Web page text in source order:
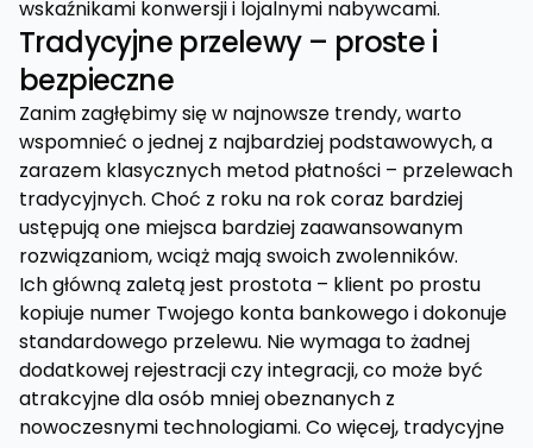
wskaźnikami konwersji i lojalnymi nabywcami.
Tradycyjne przelewy – proste i
bezpieczne
Zanim zagłębimy się w najnowsze trendy, warto
wspomnieć o jednej z najbardziej podstawowych, a
zarazem klasycznych metod płatności – przelewach
tradycyjnych. Choć z roku na rok coraz bardziej
ustępują one miejsca bardziej zaawansowanym
rozwiązaniom, wciąż mają swoich zwolenników.
Ich główną zaletą jest prostota – klient po prostu
kopiuje numer Twojego konta bankowego i dokonuje
standardowego przelewu. Nie wymaga to żadnej
dodatkowej rejestracji czy integracji, co może być
atrakcyjne dla osób mniej obeznanych z
nowoczesnymi technologiami. Co więcej, tradycyjne